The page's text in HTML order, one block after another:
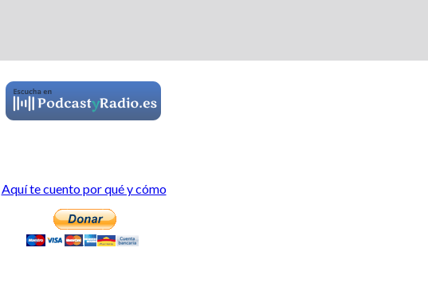
Aquí te cuento por qué y cómo